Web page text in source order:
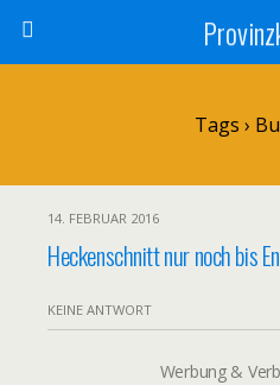
Tags ›
14. FEBRUAR 2016
Heckenschnitt nur noch bis
KEINE ANTWORT
Werbung &